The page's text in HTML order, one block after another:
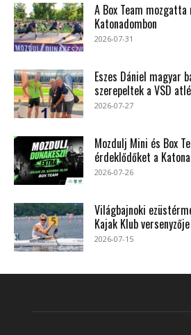
A Box Team
Katonadombon
2026-07-31
Eszes Dániel magyar
szerepeltek a VSD
2026-07-27
Mozdulj Mini és Box
érdeklődőket a
2026-07-26
Világbajnoki
Kajak Klub versenyzője
2026-07-15